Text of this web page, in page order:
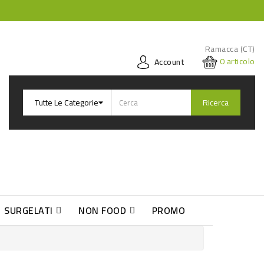
Ramacca (CT)
Account
0articolo
Ricerca
SURGELATI NON FOOD PROMO